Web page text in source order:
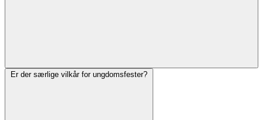
Er der særlige vilkår for ungdomsfester?